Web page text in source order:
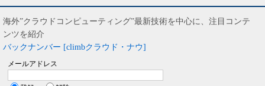
海外”クラウドコンピューティング”最新技術を中心に、注目コンテ
ンツを紹介
バックナンバー [climbクラウド・ナウ]